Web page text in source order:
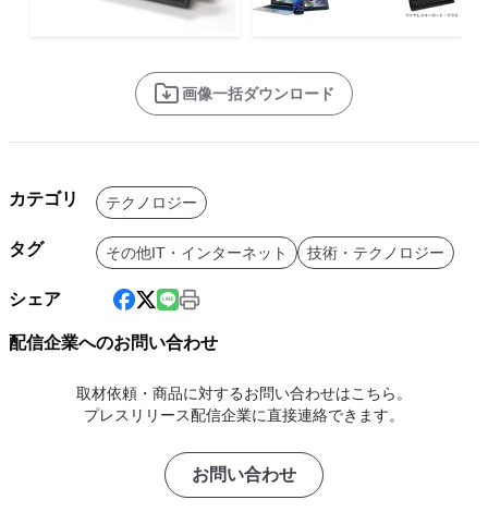
画像一括ダウンロード
カテゴリ テクノロジー
タグ その他IT・インターネット 技術・テクノロジー
シェア
配信企業へのお問い合わせ
取材依頼・商品に対するお問い合わせはこちら。
プレスリリース配信企業に直接連絡できます。
お問い合わせ